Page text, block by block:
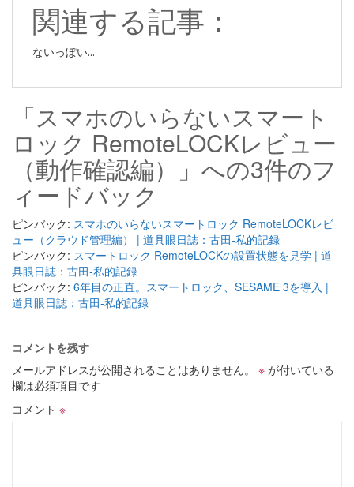
関連する記事：
ないっぽい...
「スマホのいらないスマート
ロック RemoteLOCKレビュー
（動作確認編）」への3件のフ
ィードバック
ピンバック: スマホのいらないスマートロック RemoteLOCKレビ
ュー（クラウド管理編） | 道具眼日誌：古田-私的記録
ピンバック: スマートロック RemoteLOCKの設置状態を見学 | 道
具眼日誌：古田-私的記録
ピンバック: 6年目の正直。スマートロック、SESAME 3を導入 |
道具眼日誌：古田-私的記録
コメントを残す
メールアドレスが公開されることはありません。
※ が付いている
欄は必須項目です
コメント ※